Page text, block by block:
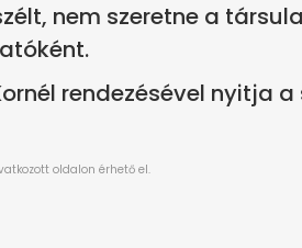
nem szeretne a
rendezésével nyitja a